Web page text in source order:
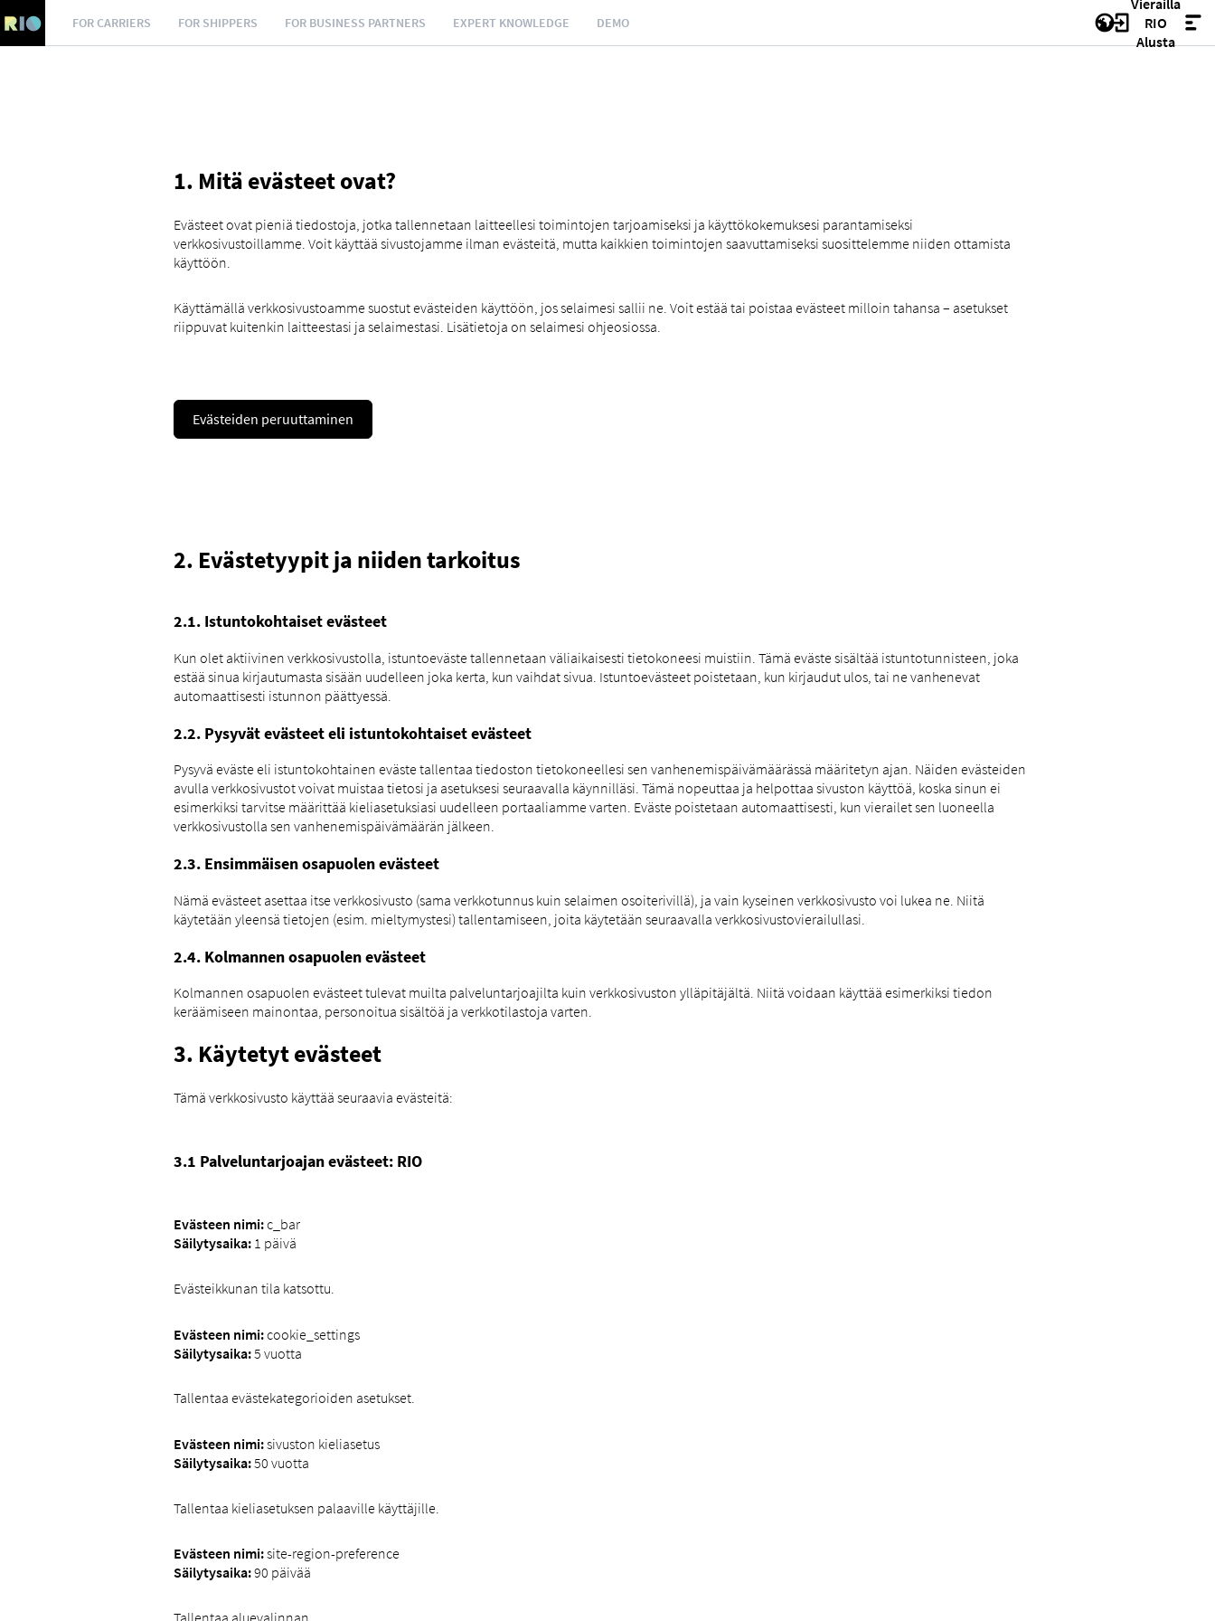
FOR CARRIERS FOR SHIPPERS FOR BUSINESS PARTNERS EXPERT KNOWLEDGE DEMO
RIO
Alusta
1. Mitä evästeet ovat?
Evästeet ovat pieniä tiedostoja, jotka tallennetaan laitteellesi toimintojen tarjoamiseksi ja käyttökokemuksesi parantamiseksi
verkkosivustoillamme. Voit käyttää sivustojamme ilman evästeitä, mutta kaikkien toimintojen saavuttamiseksi suosittelemme niiden ottamista
käyttöön.
Käyttämällä verkkosivustoamme suostut evästeiden käyttöön, jos selaimesi sallii ne. Voit estää tai poistaa evästeet milloin tahansa – asetukset
riippuvat kuitenkin laitteestasi ja selaimestasi. Lisätietoja on selaimesi ohjeosiossa.
Evästeiden peruuttaminen
2. Evästetyypit ja niiden tarkoitus
2.1. Istuntokohtaiset evästeet
Kun olet aktiivinen verkkosivustolla, istuntoeväste tallennetaan väliaikaisesti tietokoneesi muistiin. Tämä eväste sisältää istuntotunnisteen, joka
estää sinua kirjautumasta sisään uudelleen joka kerta, kun vaihdat sivua. Istuntoevästeet poistetaan, kun kirjaudut ulos, tai ne vanhenevat
automaattisesti istunnon päättyessä.
2.2. Pysyvät evästeet eli istuntokohtaiset evästeet
Pysyvä eväste eli istuntokohtainen eväste tallentaa tiedoston tietokoneellesi sen vanhenemispäivämäärässä määritetyn ajan. Näiden evästeiden
avulla verkkosivustot voivat muistaa tietosi ja asetuksesi seuraavalla käynnilläsi. Tämä nopeuttaa ja helpottaa sivuston käyttöä, koska sinun ei
esimerkiksi tarvitse määrittää kieliasetuksiasi uudelleen portaaliamme varten. Eväste poistetaan automaattisesti, kun vierailet sen luoneella
verkkosivustolla sen vanhenemispäivämäärän jälkeen.
2.3. Ensimmäisen osapuolen evästeet
Nämä evästeet asettaa itse verkkosivusto (sama verkkotunnus kuin selaimen osoiterivillä), ja vain kyseinen verkkosivusto voi lukea ne. Niitä
käytetään yleensä tietojen (esim. mieltymystesi) tallentamiseen, joita käytetään seuraavalla verkkosivustovierailullasi.
2.4. Kolmannen osapuolen evästeet
Kolmannen osapuolen evästeet tulevat muilta palveluntarjoajilta kuin verkkosivuston ylläpitäjältä. Niitä voidaan käyttää esimerkiksi tiedon
keräämiseen mainontaa, personoitua sisältöä ja verkkotilastoja varten.
3. Käytetyt evästeet
Tämä verkkosivusto käyttää seuraavia evästeitä:
3.1 Palveluntarjoajan evästeet: RIO
Evästeen nimi:c_bar
Säilytysaika: 1 päivä
Evästeikkunan tila katsottu.
Evästeen nimi:cookie_settings
Säilytysaika:5 vuotta
Tallentaa evästekategorioiden asetukset.
Evästeen nimi:sivuston kieliasetus
Säilytysaika:50 vuotta
Tallentaa kieliasetuksen palaaville käyttäjille.
Evästeen nimi:site-region-preference
Säilytysaika:90 päivää